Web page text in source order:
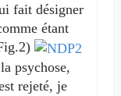
fait désigner
étant
psychose,
rejeté, je